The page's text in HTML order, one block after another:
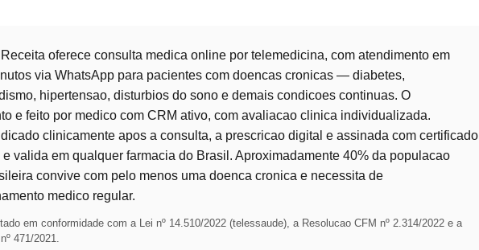
oferece consulta medica online por telemedicina, com atendimento em
via WhatsApp para pacientes com doencas cronicas — diabetes,
hipertensao, disturbios do sono e demais condicoes continuas. O
e feito por medico com CRM ativo, com avaliacao clinica individualizada.
clinicamente apos a consulta, a prescricao digital e assinada com certificado
e valida em qualquer farmacia do Brasil. Aproximadamente 40% da populacao
convive com pelo menos uma doenca cronica e necessita de
medico regular.
em conformidade com a Lei nº 14.510/2022 (telessaude), a Resolucao CFM nº 2.314/2022 e a
471/2021.